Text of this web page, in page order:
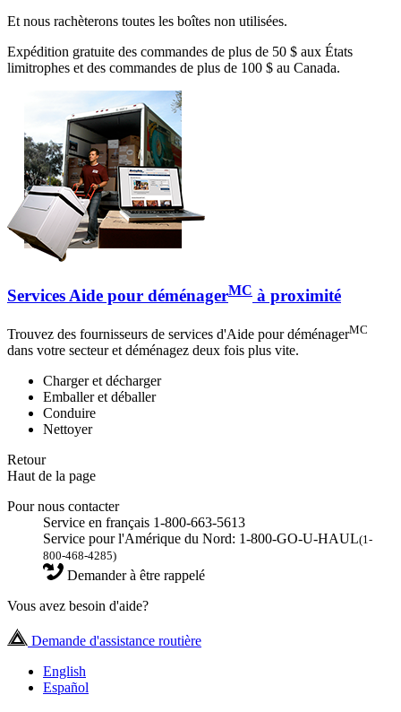
Et nous rachèterons toutes les boîtes non utilisées.
Expédition gratuite des commandes de plus de 50 $ aux États
limitrophes et des commandes de plus de 100 $ au Canada.
Services Aide pour déménagerMC à proximité
Trouvez des fournisseurs de services d'Aide pour déménagerMC
dans votre secteur et déménagez deux fois plus vite.
Charger et décharger
Emballer et déballer
Conduire
Nettoyer
Retour
Haut de la page
Pour nous contacter
Service en français 1-800-663-5613
Service pour l'Amérique du Nord: 1-800-GO-U-HAUL(1-
800-468-4285)
Demander à être rappelé
Vous avez besoin d'aide?
Demande d'assistance routière
English
Español